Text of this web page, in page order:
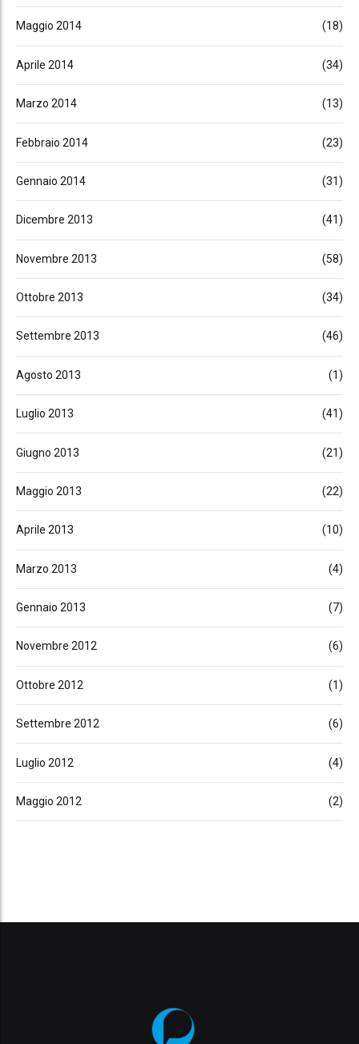
Maggio 2014 (18)
Aprile 2014 (34)
Marzo 2014 (13)
Febbraio 2014 (23)
Gennaio 2014 (31)
Dicembre 2013 (41)
Novembre 2013 (58)
Ottobre 2013 (34)
Settembre 2013 (46)
Agosto 2013 (1)
Luglio 2013 (41)
Giugno 2013 (21)
Maggio 2013 (22)
Aprile 2013 (10)
Marzo 2013 (4)
Gennaio 2013 (7)
Novembre 2012 (6)
Ottobre 2012 (1)
Settembre 2012 (6)
Luglio 2012 (4)
Maggio 2012 (2)